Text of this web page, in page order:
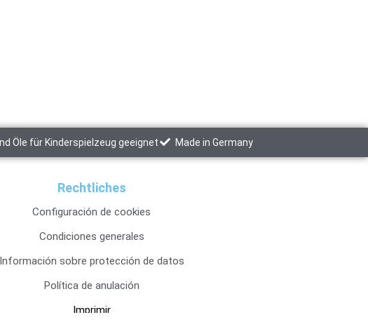
Öle für Kinderspielzeug geeignet Made in Germany
Rechtliches
Configuración de cookies
Condiciones generales
Información sobre protección de datos
Política de anulación
Imprimir